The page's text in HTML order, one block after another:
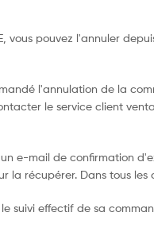
vous pouvez l'annuler
l'annulation de la
le service client
e-mail de confirmation
la récupérer. Dans tous
suivi effectif de sa